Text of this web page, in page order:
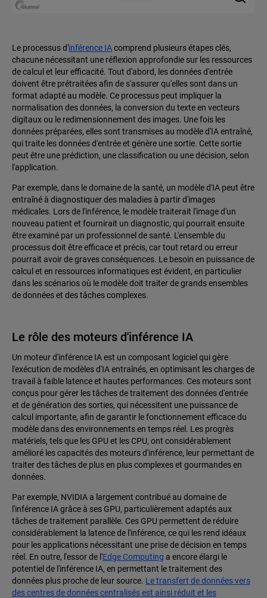
Le processus d'inférence IAcomprend plusieurs étapes clés,
chacune nécessitant une réflexion approfondie sur les ressources
de calcul et leur efficacité. Tout d'abord, les données d'entrée
doivent être prétraitées afin de s'assurer qu'elles sont dans un
format adapté au modèle. Ce processus peut impliquer la
normalisation des données, la conversion du texte en vecteurs
digitaux ou le redimensionnement des images. Une fois les
données préparées, elles sont transmises au modèle d'IA entraîné,
qui traite les données d'entrée et génère une sortie. Cette sortie
peut être une prédiction, une classification ou une décision, selon
l'application.
Par exemple, dans le domaine de la santé, un modèle d'IA peut être
entraîné à diagnostiquer des maladies à partir d'images
médicales. Lors de l'inférence, le modèle traiterait l'image d'un
nouveau patient et fournirait un diagnostic, qui pourrait ensuite
être examiné par un professionnel de santé. L'ensemble du
processus doit être efficace et précis, car tout retard ou erreur
pourrait avoir de graves conséquences. Le besoin en puissance de
calcul et en ressources informatiques est évident, en particulier
dans les scénarios où le modèle doit traiter de grands ensembles
de données et des tâches complexes.
Le rôle des moteurs d'inférence IA
Un moteur d'inférence IA est un composant logiciel qui gère
l'exécution de modèles d'IA entraînés, en optimisant les charges de
travail à faible latence et hautes performances. Ces moteurs sont
conçus pour gérer les tâches de traitement des données d'entrée
et de génération des sorties, qui nécessitent une puissance de
calcul importante, afin de garantir le fonctionnement efficace du
modèle dans des environnements en temps réel. Les progrès
matériels, tels que les GPU et les CPU, ont considérablement
amélioré les capacités des moteurs d'inférence, leur permettant de
traiter des tâches de plus en plus complexes et gourmandes en
données.
Par exemple, NVIDIA a largement contribué au domaine de
l'inférence IA grâce à ses GPU, particulièrement adaptés aux
tâches de traitement parallèle. Ces GPU permettent de réduire
considérablement la latence de l'inférence, ce qui les rend idéaux
pour les applications nécessitant une prise de décision en temps
réel. En outre, l'essor de l'Edge Computing a encore élargi le
potentiel de l'inférence IA, en permettant le traitement des
données plus proche de leur source. Le transfert de données vers
des centres de données centralisés est ainsi réduit et les